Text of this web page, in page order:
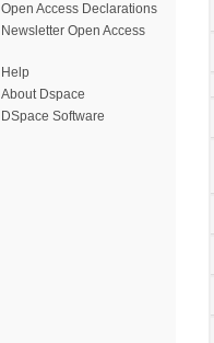
Open Access Declarations
Newsletter Open Access
Help
About Dspace
DSpace Software